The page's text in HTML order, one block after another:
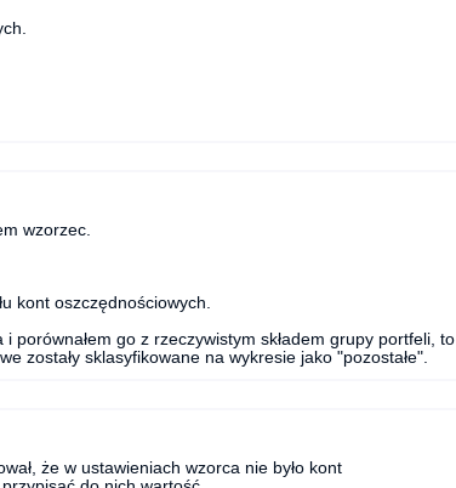
wzorzec.
kont oszczędnościowych.
porównałem go z rzeczywistym składem grupy portfeli, to
zostały sklasyfikowane na wykresie jako "pozostałe".
że w ustawieniach wzorca nie było kont